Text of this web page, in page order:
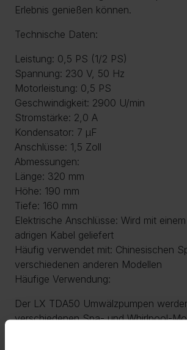
Erlebnis genießen können.
Technische Daten:
Leistung: 0,5 PS (1/2 PS)
Spannung: 230 V, 50 Hz
Motorleistung: 0,5 PS
Geschwindigkeit: 2900 U/min
Stromstärke: 2,0 A
Kondensator: 7 µF
Anschlüsse: 1,5 Zoll
Abmessungen:
Länge: 320 mm
Höhe: 190 mm
Tiefe: 160 mm
Elektrische Anschlüsse: Wird mit
adrigen Kabel geliefert
Häufig verwendet mit: Chinesischen
verschiedenen anderen Modellen
Häufige Verwendung:
Der LX TDA50 Umwälzpumpen
verschiedenen Spa- und Whirlpool-
verwendet, darunter auch in
Spas. Ihre zuverlässige Leistung und